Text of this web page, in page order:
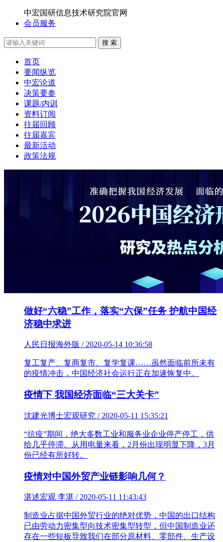
中宏国研信息技术研究院官网
会员服务
搜 索
首页
要闻纵览
中宏论道
决策要参
课题/内训
资料订阅
往届回顾
往届嘉宾
最新活动
政策法规
做好“六稳”工作，落实“六保”任务 护航中国经
济稳中求进
人民日报海外版 / 2020-05-14 10:36:58
复工复产、复商复市、复学复课……虽然面临前所未有
的疫情冲击，中国经济社会运行正在加速恢复中。
疫情下 我国经济面临“三大关卡”
沈建光博士宏观研究 / 2020-05-11 15:35:21
“抗疫”期间，绝大多数工业和服务业企业停产停工，供
给几乎停滞。从用电量来看，2月份出现明显下降，3月
份已经有所好转。
疫情对中国外贸产业链影响几何？
湛述宏观 李湛 / 2020-05-11 11:43:43
制造业占据中国外贸行业的绝对优势，中国的出口结构
已由劳动力密集型向技术密集型转型，但中国制造业还
存在一些短板导致我们在部分原材料、零部件、生产设